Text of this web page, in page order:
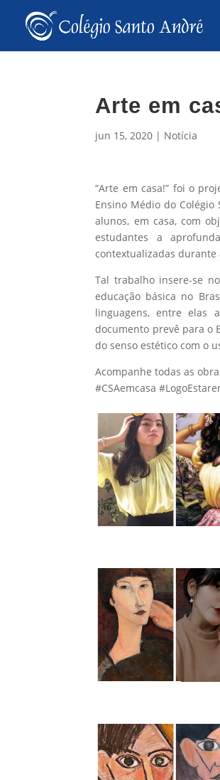
Arte em
jun 15, 2020 | Notícia
“Arte em casa!” foi o
Ensino Médio do
alunos, em casa, com
estudantes a
contextualizadas durante
Tal trabalho insere-se
educação básica no
linguagens, entre elas
documento prevê para o
do senso estético com o
Acompanhe todas as
#CSAemcasa